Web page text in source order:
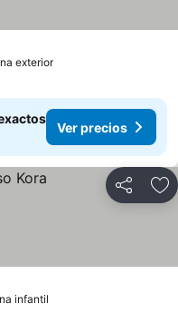
exterior
Ver precios
Compartir
infantil